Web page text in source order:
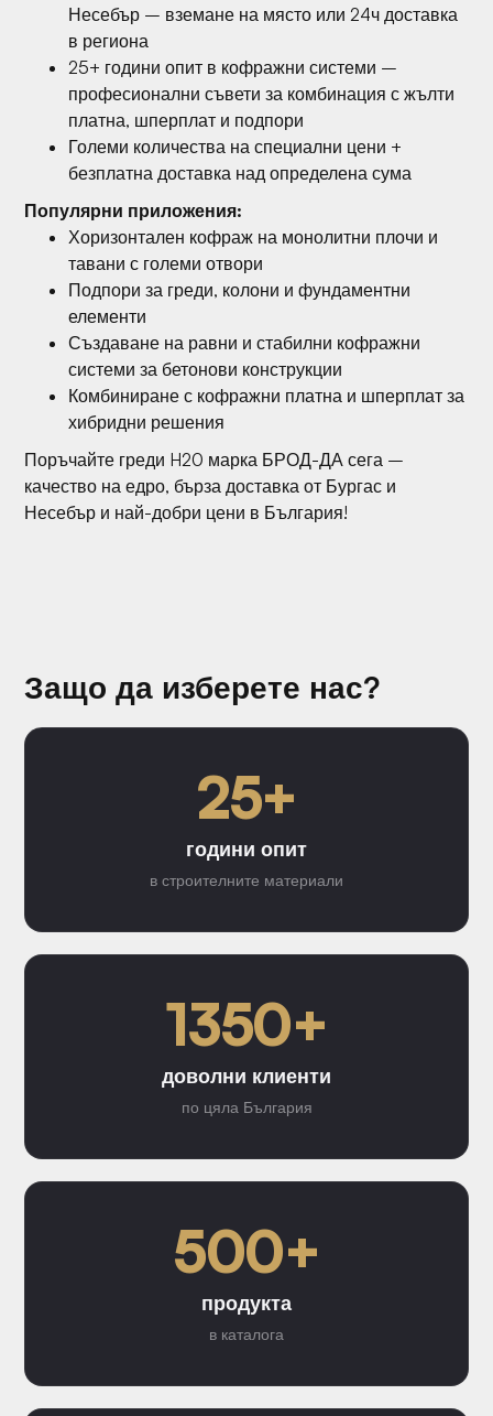
Несебър – вземане на място или 24ч доставка
в региона
25+ години опит в кофражни системи –
професионални съвети за комбинация с жълти
платна, шперплат и подпори
Големи количества на специални цени +
безплатна доставка над определена сума
Популярни приложения:
Хоризонтален кофраж на монолитни плочи и
тавани с големи отвори
Подпори за греди, колони и фундаментни
елементи
Създаване на равни и стабилни кофражни
системи за бетонови конструкции
Комбиниране с кофражни платна и шперплат за
хибридни решения
Поръчайте греди H20 марка БРОД-ДА сега –
качество на едро, бърза доставка от Бургас и
Несебър и най-добри цени в България!
Защо да изберете нас?
25+
години опит
в строителните материали
1350+
доволни клиенти
по цяла България
500+
продукта
в каталога